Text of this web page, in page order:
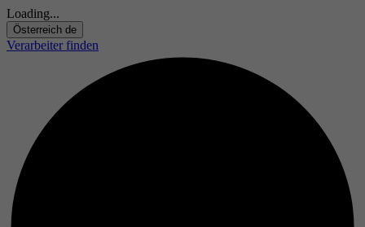
Loading...
Österreich de
Verarbeiter finden